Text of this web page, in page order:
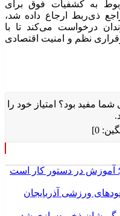
به کشفیات فوق برای
ذی‌ربط ارجاع داده شد،
درخواست می‌کند تا با
نظم و امنیت اقتصادی
مفید بود؟ امتیاز خود را
0
]
آموزش در دستور کار است
ورزشی آذربایجان